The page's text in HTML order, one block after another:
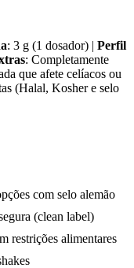
: 3 g (1 dosador) | Perfil
: Completamente
que afete celíacos ou
(Halal, Kosher e selo
com selo alemão
(clean label)
restrições alimentares